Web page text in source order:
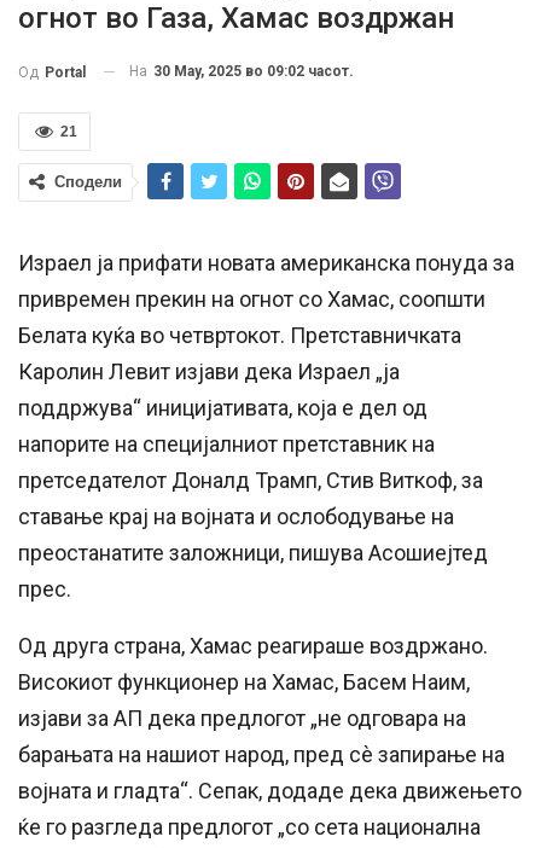
огнот во Газа, Хамас воздржан
Од Portal На 30 May, 2025 во 09:02 часот.
21
Сподели
Израел ја прифати новата американска понуда за
привремен прекин на огнот со Хамас, соопшти
Белата куќа во четвртокот. Претставничката
Каролин Левит изјави дека Израел „ја
поддржува“ иницијативата, која е дел од
напорите на специјалниот претставник на
претседателот Доналд Трамп, Стив Виткоф, за
ставање крај на војната и ослободување на
преостанатите заложници, пишува Асошиејтед
прес.
Од друга страна, Хамас реагираше воздржано.
Високиот функционер на Хамас, Басем Наим,
изјави за АП дека предлогот „не одговара на
барањата на нашиот народ, пред сè запирање на
војната и гладта“. Сепак, додаде дека движењето
ќе го разгледа предлогот „со сета национална